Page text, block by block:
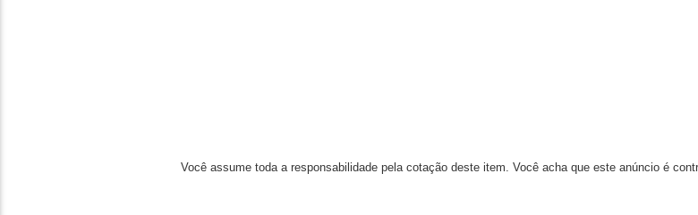
Você assume toda a responsabilidade pela cotação deste item. Você acha que este anúncio é